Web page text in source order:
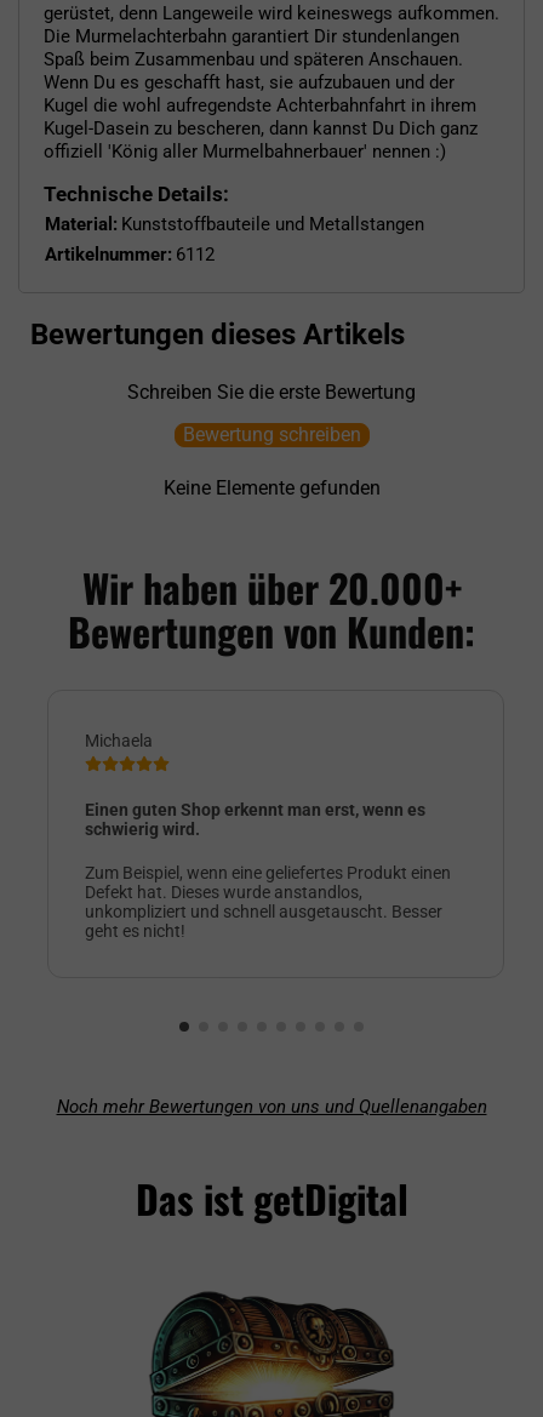
gerüstet, denn Langeweile wird keineswegs aufkommen.
Die Murmelachterbahn garantiert Dir stundenlangen
Spaß beim Zusammenbau und späteren Anschauen.
Wenn Du es geschafft hast, sie aufzubauen und der
Kugel die wohl aufregendste Achterbahnfahrt in ihrem
Kugel-Dasein zu bescheren, dann kannst Du Dich ganz
offiziell 'König aller Murmelbahnerbauer' nennen :)
Technische Details:
Material: Kunststoffbauteile und Metallstangen
Artikelnummer: 6112
Bewertungen dieses Artikels
Schreiben Sie die erste Bewertung
Bewertung schreiben
Keine Elemente gefunden
Wir haben über 20.000+
Bewertungen von Kunden:
Michaela
Einen guten Shop erkennt man erst, wenn es
schwierig wird.
Zum Beispiel, wenn eine geliefertes Produkt einen
Defekt hat. Dieses wurde anstandlos,
unkompliziert und schnell ausgetauscht. Besser
geht es nicht!
Noch mehr Bewertungen von uns und Quellenangaben
Das ist getDigital